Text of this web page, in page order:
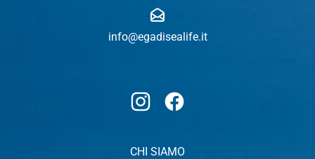
info@egadisealife.it
InstagramFacebook
CHI SIAMO